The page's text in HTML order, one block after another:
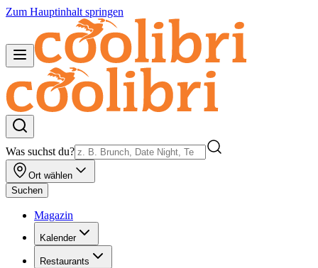
Zum Hauptinhalt springen
Was suchst du?
Ort wählen
Suchen
Magazin
Kalender
Restaurants